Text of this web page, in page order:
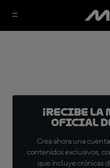
¡Recibe
oficial de
Crea ahora una
contenidos exclusivos,
que incluye crónicas